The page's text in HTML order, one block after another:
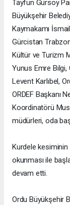
Tayfun Gürsoy
Büyükşehir
Kaymakamı
Gürcistan
Kültür ve Turizm
Yunus Emre Bilgi,
Levent Karlıbel,
ORDEF Başkanı
Koordinatörü
müdürleri, oda
Kurdele kesiminin
okunması ile
devam etti.
Ordu Büyükşehir